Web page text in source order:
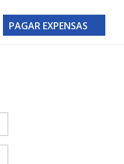
PAGAR EXPENSAS